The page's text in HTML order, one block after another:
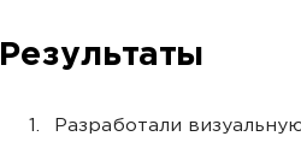
Результаты
Разработали